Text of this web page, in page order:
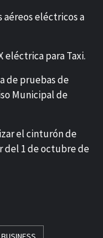
aéreos eléctricos a
eléctrica para Taxi.
de pruebas de
Municipal de
el cinturón de
del 1 de octubre de